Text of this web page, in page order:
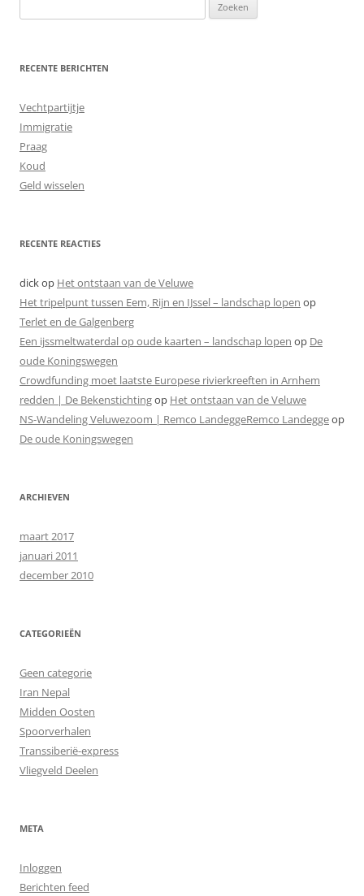
naar:
RECENTE BERICHTEN
Vechtpartijtje
Immigratie
Praag
Koud
Geld wisselen
RECENTE REACTIES
dickop Het ontstaan van de Veluwe
Het tripelpunt tussen Eem, Rijn en IJssel – landschap lopen op
Terlet en de Galgenberg
Een ijssmeltwaterdal op oude kaarten – landschap lopen op De
oude Koningswegen
Crowdfunding moet laatste Europese rivierkreeften in Arnhem
redden | De Bekenstichtingop Het ontstaan van de Veluwe
NS-Wandeling Veluwezoom | Remco LandeggeRemco Landeggeop
De oude Koningswegen
ARCHIEVEN
maart 2017
januari 2011
december 2010
CATEGORIEËN
Geen categorie
Iran Nepal
Midden Oosten
Spoorverhalen
Transsiberië-express
Vliegveld Deelen
META
Inloggen
Berichten feed